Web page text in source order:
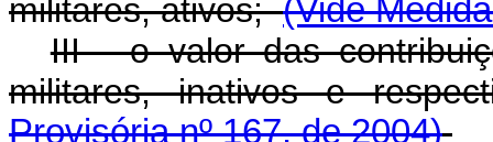
militares, ativos;(Vide
III - o valor das
militares, inativos e
Provisória nº 167, de 2004)